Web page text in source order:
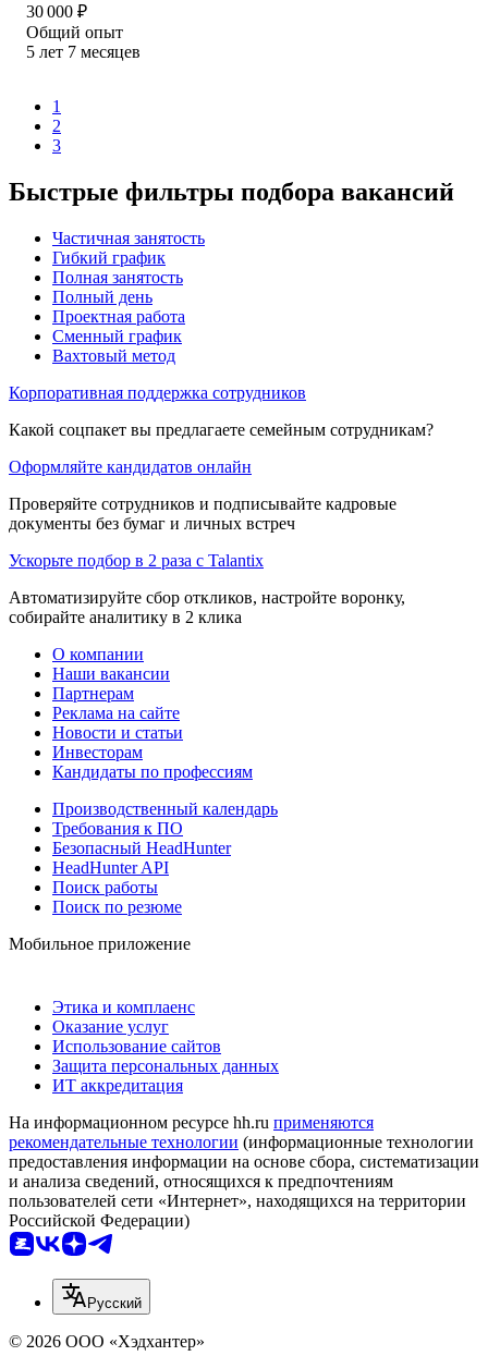
30 000 ₽
Общий опыт
5 лет 7 месяцев
1
2
3
Быстрые фильтры подбора вакансий
Частичная занятость
Гибкий график
Полная занятость
Полный день
Проектная работа
Сменный график
Вахтовый метод
Корпоративная поддержка сотрудников
Какой соцпакет вы предлагаете семейным сотрудникам?
Оформляйте кандидатов онлайн
Проверяйте сотрудников и подписывайте кадровые
документы без бумаг и личных встреч
Ускорьте подбор в 2 раза с Talantix
Автоматизируйте сбор откликов, настройте воронку,
собирайте аналитику в 2 клика
О компании
Наши вакансии
Партнерам
Реклама на сайте
Новости и статьи
Инвесторам
Кандидаты по профессиям
Производственный календарь
Требования к ПО
Безопасный HeadHunter
HeadHunter API
Поиск работы
Поиск по резюме
Мобильное приложение
Этика и комплаенс
Оказание услуг
Использование сайтов
Защита персональных данных
ИТ аккредитация
На информационном ресурсе hh.ru применяются
рекомендательные технологии (информационные технологии
предоставления информации на основе сбора, систематизации
и анализа сведений, относящихся к предпочтениям
пользователей сети «Интернет», находящихся на территории
Российской Федерации)
Русский
© 2026 ООО «Хэдхантер»